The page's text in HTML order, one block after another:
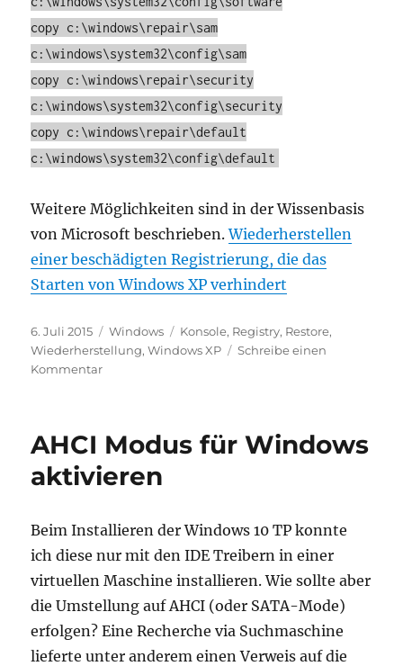
copy c:\windows\repair\sam
c:\windows\system32\config\sam
copy c:\windows\repair\security
c:\windows\system32\config\security
copy c:\windows\repair\default
c:\windows\system32\config\default
Weitere Möglichkeiten sind in der Wissenbasis
von Microsoft beschrieben.Wiederherstellen
einer beschädigten Registrierung, die das
Starten von Windows XP verhindert
Veröffentlicht
am
6. Juli 2015 Kategorien
Windows Schlagwörter
Konsole, Registry, Restore,
Wiederherstellung,Windows XP
Schreibe einen
Kommentarzu
Registrierung
Windows
AHCI Modus für Windows
aktivieren
Beim Installieren der Windows 10 TP konnte
ich diese nur mit den IDE Treibern in einer
virtuellen Maschine installieren. Wie sollte aber
die Umstellung auf AHCI (oder SATA-Mode)
erfolgen? Eine Recherche via Suchmaschine
lieferte unter anderem einen Verweis auf die